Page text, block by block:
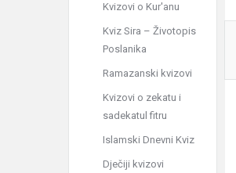
Kvizovi o Kur'anu
Kviz Sira – Životopis
Poslanika
Ramazanski kvizovi
Kvizovi o zekatu i
sadekatul fitru
Islamski Dnevni Kviz
Dječiji kvizovi